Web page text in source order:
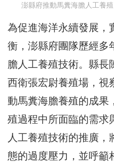
澎縣府推動馬糞海膽人工養
為促進海洋永續發展，
衡，澎縣府團隊歷經多
膽人工養殖技術。縣長
西衛張宏尉養殖場，視
動馬糞海膽養殖的成果
殖過程中所面臨的需求
人工養殖技術的推廣，
態的過度壓力，並呼籲